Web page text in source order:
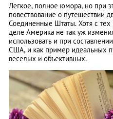
Легкое, полное юмора, но при
повествование о путешествии
Соединенные Штаты. Хотя с
деле Америка не так уж
использовать и при
США, и как пример идеальных
веселых и объективных.